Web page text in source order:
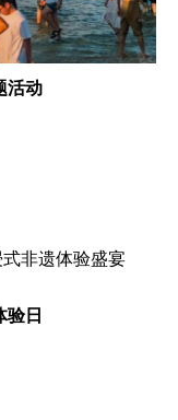
活动
非遗体验盛宴
验日